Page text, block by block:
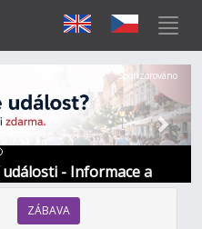
- Informace a
Další
Sponzorováno
ZÁBAVA